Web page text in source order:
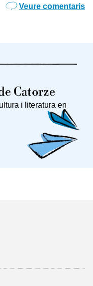
Veure comentaris
Catorze
i literatura en